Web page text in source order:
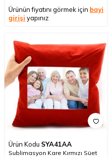
Ürünün fiyatını görmek için bayi
girişi yapınız
Ürün Kodu SYA41AA
Sublimasyon Kare Kırmızı Süet